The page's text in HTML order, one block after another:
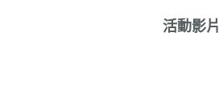
活動影片